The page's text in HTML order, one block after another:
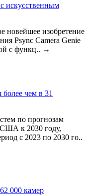
искусственным
новейшее изобретение
Psync Camera Genie
с функц.. →
чем в 31
по прогнозам
США к 2030 году,
с 2023 по 2030 го..
000 камер